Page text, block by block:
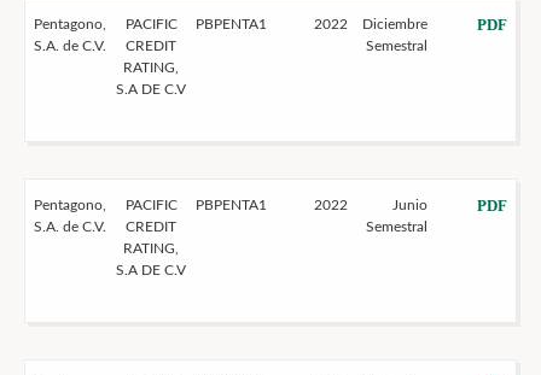
Pentagono,
S.A. de C.V.
PACIFIC
CREDIT
RATING,
S.A DE C.V
PBPENTA1 2022
Diciembre
Semestral
PDF
Pentagono,
S.A. de C.V.
PACIFIC
CREDIT
RATING,
S.A DE C.V
PBPENTA1 2022
Junio
Semestral
PDF